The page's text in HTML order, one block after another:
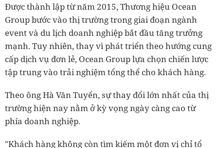
Được thành lập từ năm 2015, Thương hiệu Ocean
Group bước vào thị trường trong giai đoạn ngành
event và du lịch doanh nghiệp bắt đầu tăng trưởng
mạnh. Tuy nhiên, thay vì phát triển theo hướng cung
cấp dịch vụ đơn lẻ, Ocean Group lựa chọn chiến lược
tập trung vào trải nghiệm tổng thể cho khách hàng.
Theo ông Hà Văn Tuyển, sự thay đổi lớn nhất của thị
trường hiện nay nằm ở kỳ vọng ngày càng cao từ
phía doanh nghiệp.
"Khách hàng không còn tìm kiếm một đơn vị chỉ tổ